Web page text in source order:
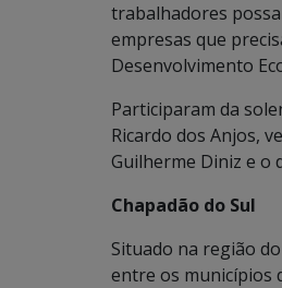
trabalhadores
empresas que
Desenvolvimento
Participaram da
Ricardo dos Anjos,
Guilherme Diniz e o
Chapadão do Sul
Situado na região
entre os municípios